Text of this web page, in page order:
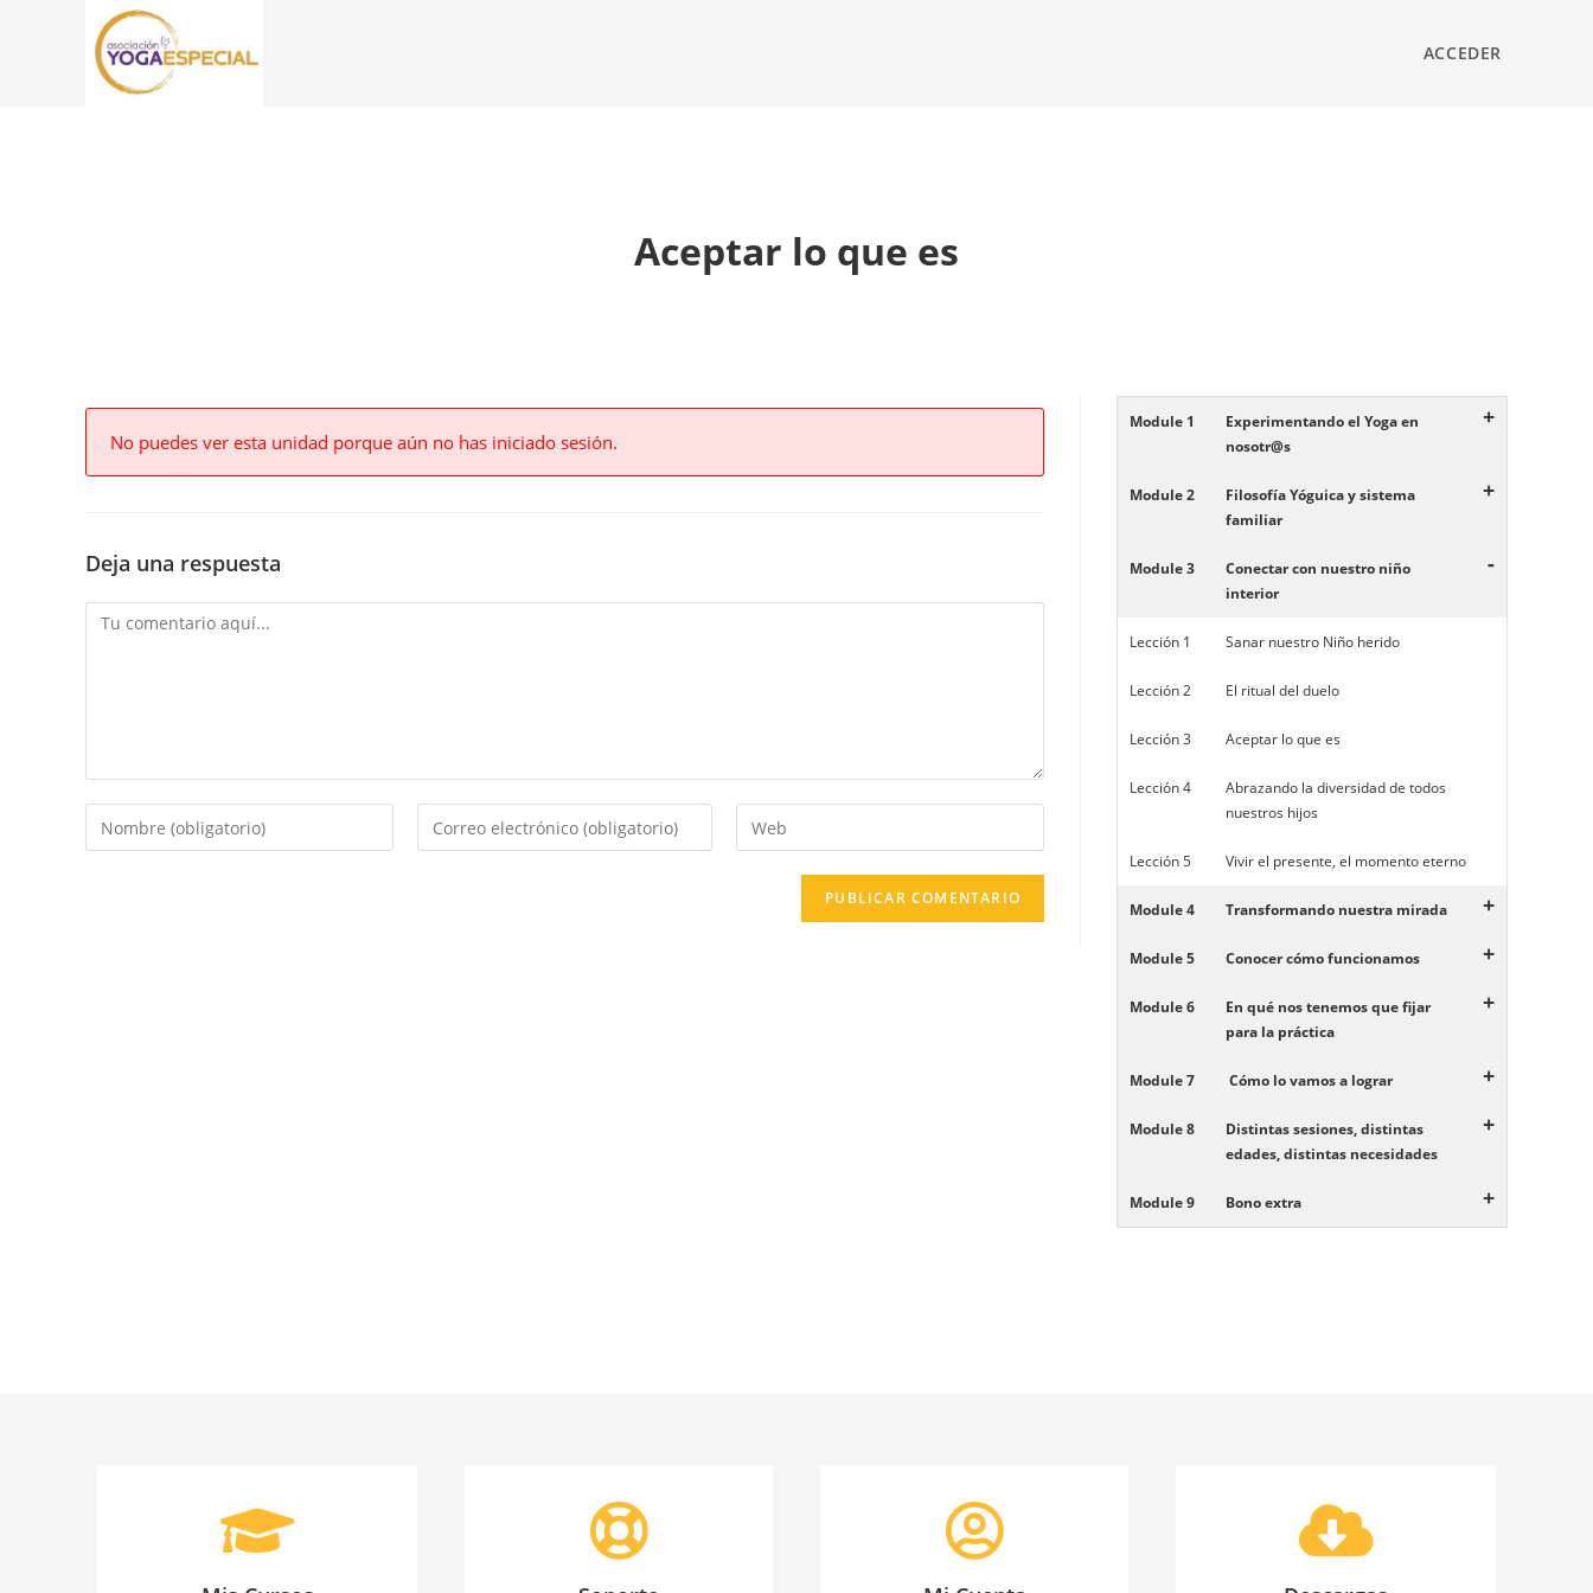
ACCEDER
Aceptar lo que es
No puedes ver esta unidad porque aún no has iniciado sesión.
Deja una respuesta
Module 1
Experimentando el Yoga en
nosotr@s
+
Module 2
Filosofía Yóguica y sistema
familiar
+
Module 3
Conectar con nuestro niño
interior
-
Lección 1 Sanar nuestro Niño herido
Lección 2 El ritual del duelo
Lección 3 Aceptar lo que es
Lección 4
Abrazando la diversidad de todos
nuestros hijos
Lección 5 Vivir el presente, el momento eterno
Module 4 Transformando nuestra mirada +
Module 5 Conocer cómo funcionamos +
Module 6
En qué nos tenemos que fijar
para la práctica
+
Module 7 Cómo lo vamos a lograr +
Module 8
Distintas sesiones, distintas
edades, distintas necesidades
+
Module 9 Bono extra +